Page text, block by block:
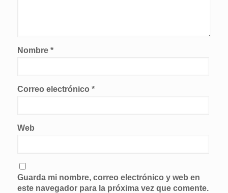
Nombre *
Correo electrónico *
Web
Guarda mi nombre, correo electrónico y web en
este navegador para la próxima vez que comente.